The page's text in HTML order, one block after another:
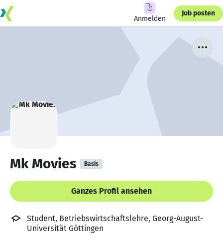
Anmelden
Job posten
Mk Movies Basis
Ganzes Profil ansehen
Student, Betriebswirtschaftslehre, Georg-August-
Universität Göttingen